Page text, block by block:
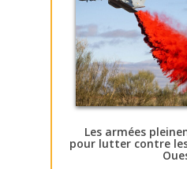
Les armées
pour lutter contre